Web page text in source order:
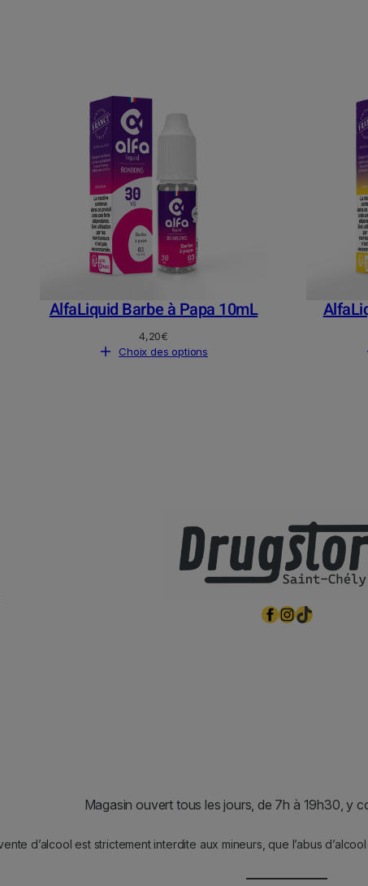
AlfaLiquid Barbe à Papa 10mL
4,20€
Choix des options
FacebookInstagramTikTok
Magasin ouvert tous les jours, de 7h à 19h30, y
d’alcool est strictement interdite aux mineurs, que l’abus